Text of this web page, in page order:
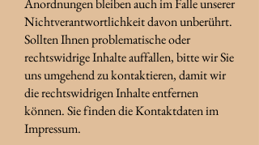
Anordnungen bleiben auch im Falle unserer
Nichtverantwortlichkeit davon unberührt.
Sollten Ihnen problematische oder
rechtswidrige Inhalte auffallen, bitte wir Sie
uns umgehend zu kontaktieren, damit wir
die rechtswidrigen Inhalte entfernen
können. Sie finden die Kontaktdaten im
Impressum.